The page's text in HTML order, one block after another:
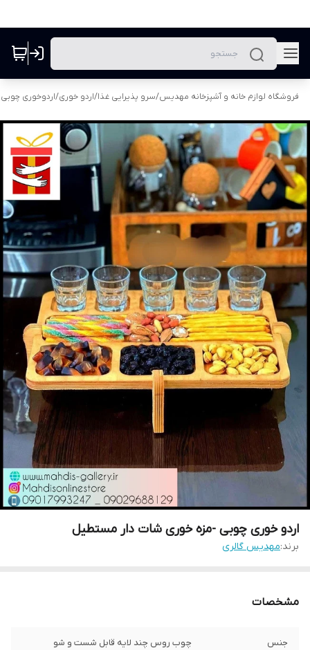
فروشگاه لوازم خانه و آشپزخانه مهدیس/سرو پذیرایی غذا/اردو خوری/اردوخوری چوبی
اردو خوری چوبی -مزه خوری شات دار مستطیل
برند:مهدیس گالری
مشخصات
جنس چوب روس چند لایه قابل شست و شو